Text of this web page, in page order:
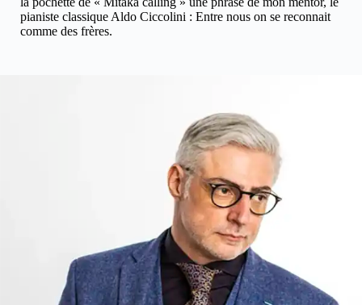
pianiste classique Aldo Ciccolini : Entre nous on se reconnait
comme des frères.